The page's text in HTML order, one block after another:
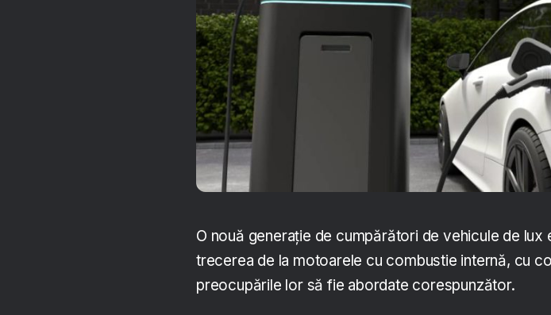
O nouă generație de cumpărători de vehicule de
trecerea de la motoarele cu combustie internă, cu
preocupările lor să fie abordate corespunzător.